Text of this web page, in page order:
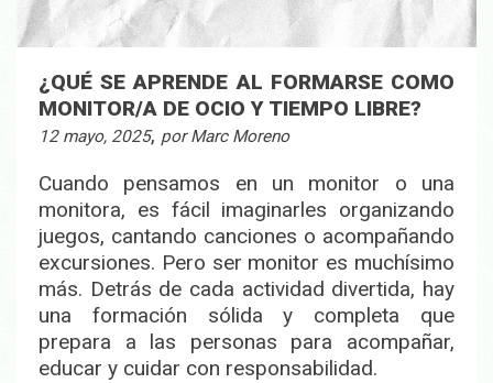
¿QUÉ SE APRENDE AL FORMARSE COMO
MONITOR/A DE OCIO Y TIEMPO LIBRE?
12 mayo, 2025, por Marc Moreno
Cuando pensamos en un monitor o una
monitora, es fácil imaginarles organizando
juegos, cantando canciones o acompañando
excursiones. Pero ser monitor es muchísimo
más. Detrás de cada actividad divertida, hay
una formación sólida y completa que
prepara a las personas para acompañar,
educar y cuidar con responsabilidad.